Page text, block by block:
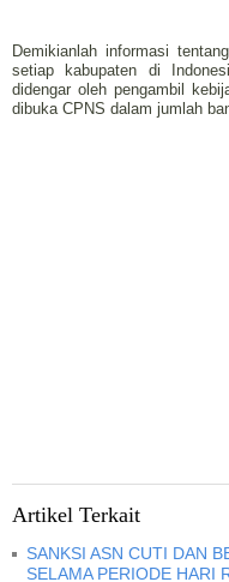
Demikianlah informasi
setiap kabupaten di
didengar oleh pengambil
dibuka CPNS dalam jumlah
Artikel Terkait
SANKSI ASN CUTI DAN
SELAMA PERIODE HARI